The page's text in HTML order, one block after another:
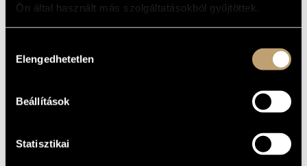
Ön által használt más szolgáltatásokból gyűjtöttek.
kiválasztása
Elengedhetetlen
Beállítások
Statisztikai
Az asztalfoglalás a jegyvásárlás során automatikusan megtörténik.
Páratlan számú ülőhely foglalásánál előfordulhat, hogy az asztalt
Vacsoravendégeinknek 19 órai érkezést javaslunk.
Telefon:+36 1 216 7894